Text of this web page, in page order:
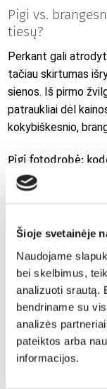
Šioje svetainėje
Naudojame
bei skelbimus,
analizuoti srautą.
bendriname su
analizės
pateiktos arba
informacijos.
Pigi vs.
tiesų?
Perkant gali
tačiau skirtumas
sienos. Iš pirmo
patraukliai dėl
kokybiškesnio,
Pigi fotodrobė:
– Prastensnė
trūksta detalumo,
neprofesionali.
– Plonas audinys.
neperteikia
pokyčiams gali net
– Silpnas rėmas.
pigūs porėmiai